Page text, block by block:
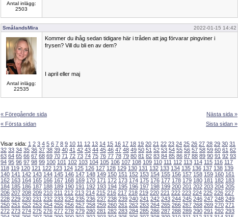
Antal inlägg:
2503
SmålandsMira 2022-01-15 14:42
Antal inlägg:
22535
Kommer du ihåg sedan tidigare här i tråden att jag förvarar pingviner i
frysen? Vill du bli en av dem?
I april eller maj
« Föregående sida
« Första sidan
Nästa sida »
Sista sidan »
Visar sida: 1 2 3 4 5 6 7 8 9 10 11 12 13 14 15 16 17 18 19 20 21 22 23 24 25 26 27 28 29 30 31
32 33 34 35 36 37 38 39 40 41 42 43 44 45 46 47 48 49 50 51 52 53 54 55 56 57 58 59 60 61 62
63 64 65 66 67 68 69 70 71 72 73 74 75 76 77 78 79 80 81 82 83 84 85 86 87 88 89 90 91 92 93
94 95 96 97 98 99 100 101 102 103 104 105 106 107 108 109 110 111 112 113 114 115 116 117
118 119 120 121 122 123 124 125 126 127 128 129 130 131 132 133 134 135 136 137 138 139
140 141 142 143 144 145 146 147 148 149 150 151 152 153 154 155 156 157 158 159 160 161
162 163 164 165 166 167 168 169 170 171 172 173 174 175 176 177 178 179 180 181 182 183
184 185 186 187 188 189 190 191 192 193 194 195 196 197 198 199 200 201 202 203 204 205
206 207 208 209 210 211 212 213 214 215 216 217 218 219 220 221 222 223 224 225 226 227
228 229 230 231 232 233 234 235 236 237 238 239 240 241 242 243 244 245 246 247 248 249
250 251 252 253 254 255 256 257 258 259 260 261 262 263 264 265 266 267 268 269 270 271
272 273 274 275 276 277 278 279 280 281 282 283 284 285 286 287 288 289 290 291 292 293